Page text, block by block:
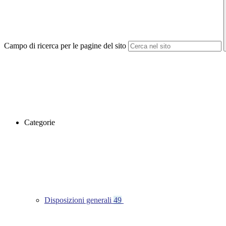
Campo di ricerca per le pagine del sito
Categorie
Disposizioni generali 49